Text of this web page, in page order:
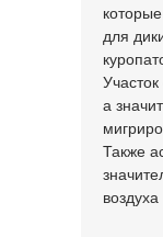
для
а
Также